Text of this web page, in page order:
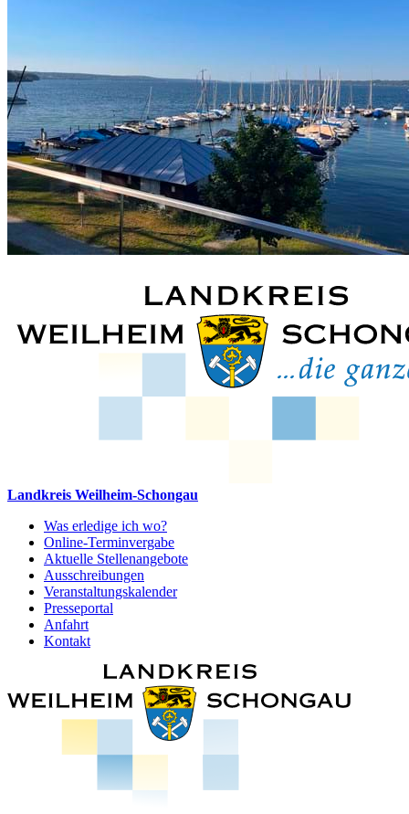
Landkreis Weilheim-Schongau
Was erledige ich wo?
Online-Terminvergabe
Aktuelle Stellenangebote
Ausschreibungen
Veranstaltungskalender
Presseportal
Anfahrt
Kontakt